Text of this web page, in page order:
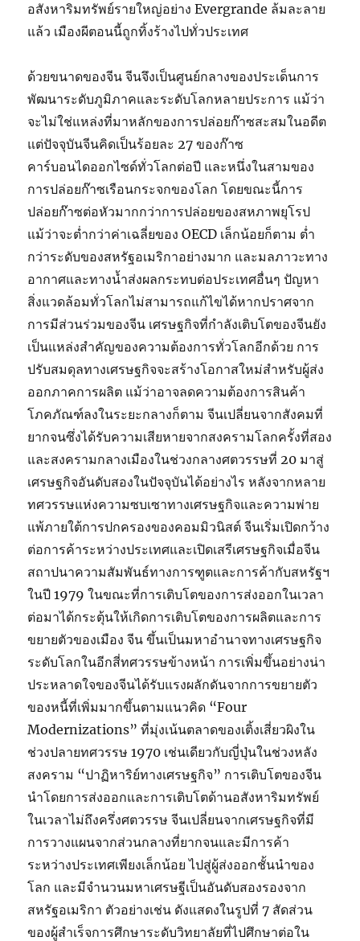
อสังหาริมทรัพย์รายใหญ่อย่าง Evergrande ล้มละลาย
แล้ว เมืองผีตอนนี้ถูกทิ้งร้างไปทั่วประเทศ
ด้วยขนาดของจีน จีนจึงเป็นศูนย์กลางของประเด็นการ
พัฒนาระดับภูมิภาคและระดับโลกหลายประการ แม้ว่า
จะไม่ใช่แหล่งที่มาหลักของการปล่อยก๊าซสะสมในอดีต
แต่ปัจจุบันจีนคิดเป็นร้อยละ 27 ของก๊าซ
คาร์บอนไดออกไซด์ทั่วโลกต่อปี และหนึ่งในสามของ
การปล่อยก๊าซเรือนกระจกของโลก โดยขณะนี้การ
ปล่อยก๊าซต่อหัวมากกว่าการปล่อยของสหภาพยุโรป
แม้ว่าจะต่ำกว่าค่าเฉลี่ยของ OECD เล็กน้อยก็ตาม ต่ำ
กว่าระดับของสหรัฐอเมริกาอย่างมาก และมลภาวะทาง
อากาศและทางน้ำส่งผลกระทบต่อประเทศอื่นๆ ปัญหา
สิ่งแวดล้อมทั่วโลกไม่สามารถแก้ไขได้หากปราศจาก
การมีส่วนร่วมของจีน เศรษฐกิจที่กำลังเติบโตของจีนยัง
เป็นแหล่งสำคัญของความต้องการทั่วโลกอีกด้วย การ
ปรับสมดุลทางเศรษฐกิจจะสร้างโอกาสใหม่สำหรับผู้ส่ง
ออกภาคการผลิต แม้ว่าอาจลดความต้องการสินค้า
โภคภัณฑ์ลงในระยะกลางก็ตาม จีนเปลี่ยนจากสังคมที่
ยากจนซึ่งได้รับความเสียหายจากสงครามโลกครั้งที่สอง
และสงครามกลางเมืองในช่วงกลางศตวรรษที่ 20 มาสู่
เศรษฐกิจอันดับสองในปัจจุบันได้อย่างไร หลังจากหลาย
ทศวรรษแห่งความซบเซาทางเศรษฐกิจและความพ่าย
แพ้ภายใต้การปกครองของคอมมิวนิสต์ จีนเริ่มเปิดกว้าง
ต่อการค้าระหว่างประเทศและเปิดเสรีเศรษฐกิจเมื่อจีน
สถาปนาความสัมพันธ์ทางการฑูตและการค้ากับสหรัฐฯ
ในปี 1979 ในขณะที่การเติบโตของการส่งออกในเวลา
ต่อมาได้กระตุ้นให้เกิดการเติบโตของการผลิตและการ
ขยายตัวของเมือง จีน ขึ้นเป็นมหาอำนาจทางเศรษฐกิจ
ระดับโลกในอีกสี่ทศวรรษข้างหน้า การเพิ่มขึ้นอย่างน่า
ประหลาดใจของจีนได้รับแรงผลักดันจากการขยายตัว
ของหนี้ที่เพิ่มมากขึ้นตามแนวคิด “Four
Modernizations” ที่มุ่งเน้นตลาดของเติ้งเสี่ยวผิงใน
ช่วงปลายทศวรรษ 1970 เช่นเดียวกับญี่ปุ่นในช่วงหลัง
สงคราม “ปาฏิหาริย์ทางเศรษฐกิจ” การเติบโตของจีน
นำโดยการส่งออกและการเติบโตด้านอสังหาริมทรัพย์
ในเวลาไม่ถึงครึ่งศตวรรษ จีนเปลี่ยนจากเศรษฐกิจที่มี
การวางแผนจากส่วนกลางที่ยากจนและมีการค้า
ระหว่างประเทศเพียงเล็กน้อย ไปสู่ผู้ส่งออกชั้นนำของ
โลก และมีจำนวนมหาเศรษฐีเป็นอันดับสองรองจาก
สหรัฐอเมริกา ตัวอย่างเช่น ดังแสดงในรูปที่ 7 สัดส่วน
ของผู้สำเร็จการศึกษาระดับวิทยาลัยที่ไปศึกษาต่อใน